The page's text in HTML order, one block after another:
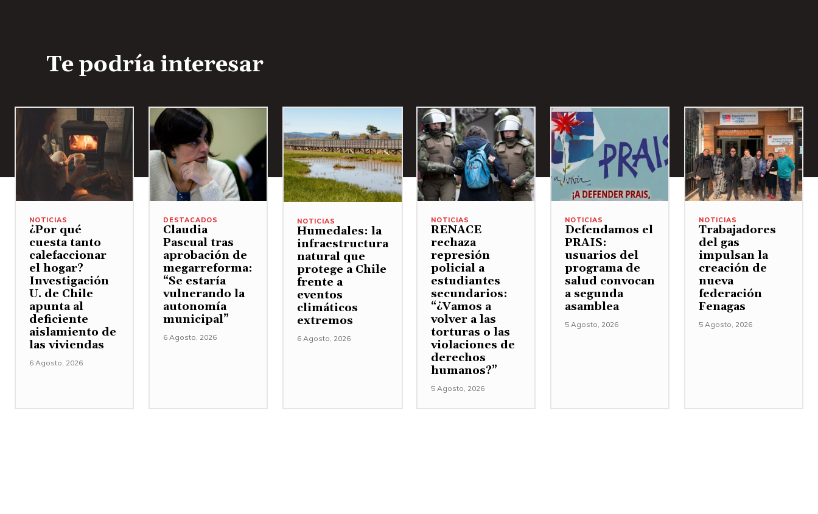
Te podría interesar
NOTICIAS
¿Por qué
cuesta tanto
calefaccionar
el hogar?
Investigación
U. de Chile
apunta al
deficiente
aislamiento de
las viviendas
6 Agosto, 2026
DESTACADOS
Claudia
Pascual tras
aprobación de
megarreforma:
“Se estaría
vulnerando la
autonomía
municipal”
6 Agosto, 2026
NOTICIAS
Humedales: la
infraestructura
natural que
protege a Chile
frente a
eventos
climáticos
extremos
6 Agosto, 2026
NOTICIAS
RENACE
rechaza
represión
policial a
estudiantes
secundarios:
“¿Vamos a
volver a las
torturas o las
violaciones de
derechos
humanos?”
5 Agosto, 2026
NOTICIAS
Defendamos el
PRAIS:
usuarios del
programa de
salud convocan
a segunda
asamblea
5 Agosto, 2026
NOTICIAS
Trabajadores
del gas
impulsan la
creación de
nueva
federación
Fenagas
5 Agosto, 2026